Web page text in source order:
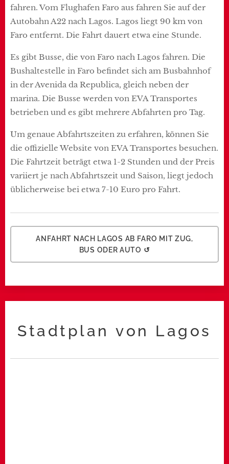
fahren. Vom Flughafen Faro aus fahren Sie auf der
Autobahn A22 nach Lagos. Lagos liegt 90 km von
Faro entfernt. Die Fahrt dauert etwa eine Stunde.
Es gibt Busse, die von Faro nach Lagos fahren. Die
Bushaltestelle in Faro befindet sich am Busbahnhof
in der Avenida da Republica, gleich neben der
marina. Die Busse werden von EVA Transportes
betrieben und es gibt mehrere Abfahrten pro Tag.
Um genaue Abfahrtszeiten zu erfahren, können Sie
die offizielle Website von EVA Transportes besuchen.
Die Fahrtzeit beträgt etwa 1-2 Stunden und der Preis
variiert je nach Abfahrtszeit und Saison, liegt jedoch
üblicherweise bei etwa 7-10 Euro pro Fahrt.
ANFAHRT NACH LAGOS AB FARO MIT ZUG,
BUS ODER AUTO ↺
Stadtplan von Lagos